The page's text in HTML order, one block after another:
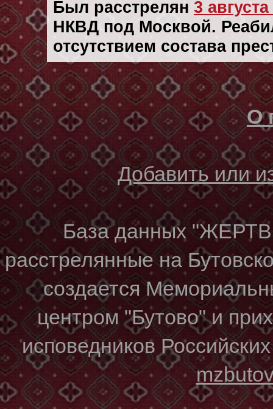
Был расстрелян 3 августа
НКВД под Москвой.
отсутствием состава
О
Добавить или
База данных
расстрелянные на
создается
центром "Бутово" и
исповедников